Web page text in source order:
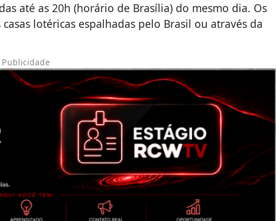
até as 20h (horário de Brasília) do mesmo dia. Os
lotéricas espalhadas pelo Brasil ou através da
Publicidade